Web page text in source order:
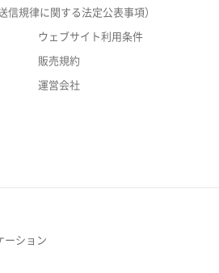
信規律に関する法定公表事項）
ウェブサイト利用条件
販売規約
運営会社
ーション